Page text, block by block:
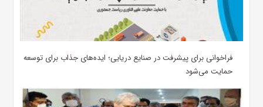
فراخوانی برای پیشرفت در صنایع دریایی؛ ایده‌های جذاب برای توسعه
حمایت می‌شود